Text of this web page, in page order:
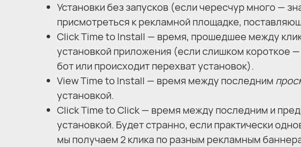
Установки без запусков (если чересчур много —
присмотреться к рекламной площадке,
Click Time to Install — время, прошедшее между
установкой приложения (если слишком короткое —
бот или происходит перехват установок).
View Time to Install — время между последним
установкой.
Click Time to Click — время между последним и
установкой. Будет странно, если практически
мы получаем 2 клика по разным рекламным